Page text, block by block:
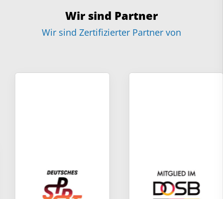
Wir sind Partner
Wir sind Zertifizierter Partner von